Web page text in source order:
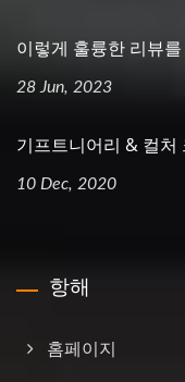
이렇게 훌륭한 리뷰
28 Jun, 2023
기프트니어리 & 컬처
10 Dec, 2020
항해
홈페이지